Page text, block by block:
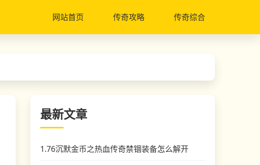
网站首页 传奇攻略 传奇综合
最新文章
1.76沉默金币之热血传奇禁锢装备怎么解开